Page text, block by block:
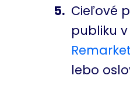
Cieľové
publiku
lebo